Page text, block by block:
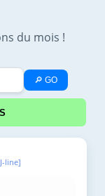
du mois !
🔎 GO
line]